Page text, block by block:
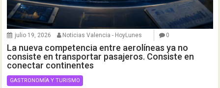
julio 19, 2026 Noticias Valencia - HoyLunes 0
La nueva competencia entre aerolíneas ya no
consiste en transportar pasajeros. Consiste en
conectar continentes
GASTRONOMÍA Y TURISMO